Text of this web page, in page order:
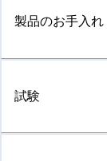
製品のお手入れ
試験